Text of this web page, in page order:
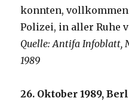
konnten,
Polizei, in aller Ruhe
Quelle: Antifa Infoblatt,
1989
26. Oktober 1989,